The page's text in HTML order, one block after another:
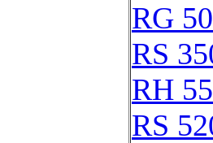
RG
RS
RH
RS